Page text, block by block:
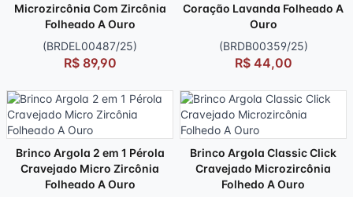
Microzircônia Com Zircônia
Folheado A Ouro
(BRDEL00487/25)
R$ 89,90
Coração Lavanda Folheado A
Ouro
(BRDB00359/25)
R$ 44,00
Brinco Argola 2 em 1 Pérola
Cravejado Micro Zircônia
Folheado A Ouro
Brinco Argola Classic Click
Cravejado Microzircônia
Folhedo A Ouro